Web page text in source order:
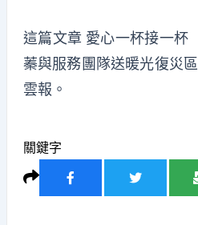
這篇文章 愛心一杯接一
蓁與服務團隊送暖光復災區
雲報 。
關鍵字